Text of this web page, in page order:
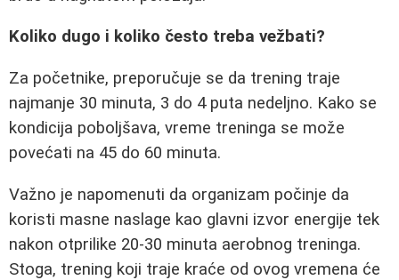
Koliko dugo i koliko često treba vežbati?
Za početnike, preporučuje se da trening traje
najmanje 30 minuta, 3 do 4 puta nedeljno. Kako se
kondicija poboljšava, vreme treninga se može
povećati na 45 do 60 minuta.
Važno je napomenuti da organizam počinje da
koristi masne naslage kao glavni izvor energije tek
nakon otprilike 20-30 minuta aerobnog treninga.
Stoga, trening koji traje kraće od ovog vremena će